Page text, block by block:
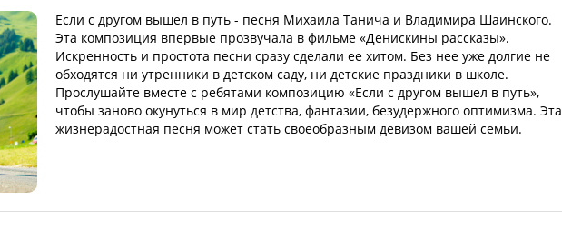
Если с другом вышел в путь - песня Михаила Танича и Владимира Шаинского.
Эта композиция впервые прозвучала в фильме «Денискины рассказы».
Искренность и простота песни сразу сделали ее хитом. Без нее уже долгие не
обходятся ни утренники в детском саду, ни детские праздники в школе.
Прослушайте вместе с ребятами композицию «Если с другом вышел в путь»,
чтобы заново окунуться в мир детства, фантазии, безудержного оптимизма. Эта
жизнерадостная песня может стать своеобразным девизом вашей семьи.